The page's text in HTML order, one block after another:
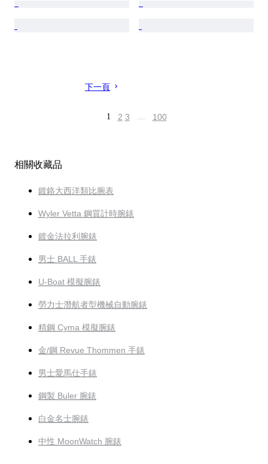
下一頁
1 2 3 … 100
相關收藏品
鍍鉻大西洋類比腕表
Wyler Vetta 鋼質計時腕錶
鍍金法拉利腕錶
男士 BALL 手錶
U-Boat 模擬腕錶
勞力士潛航者型機械自動腕錶
精鋼 Cyma 模擬腕錶
金/鋼 Revue Thommen 手錶
男士愛馬仕手錶
鋼製 Buler 腕錶
白金名士腕錶
中性 MoonWatch 腕錶